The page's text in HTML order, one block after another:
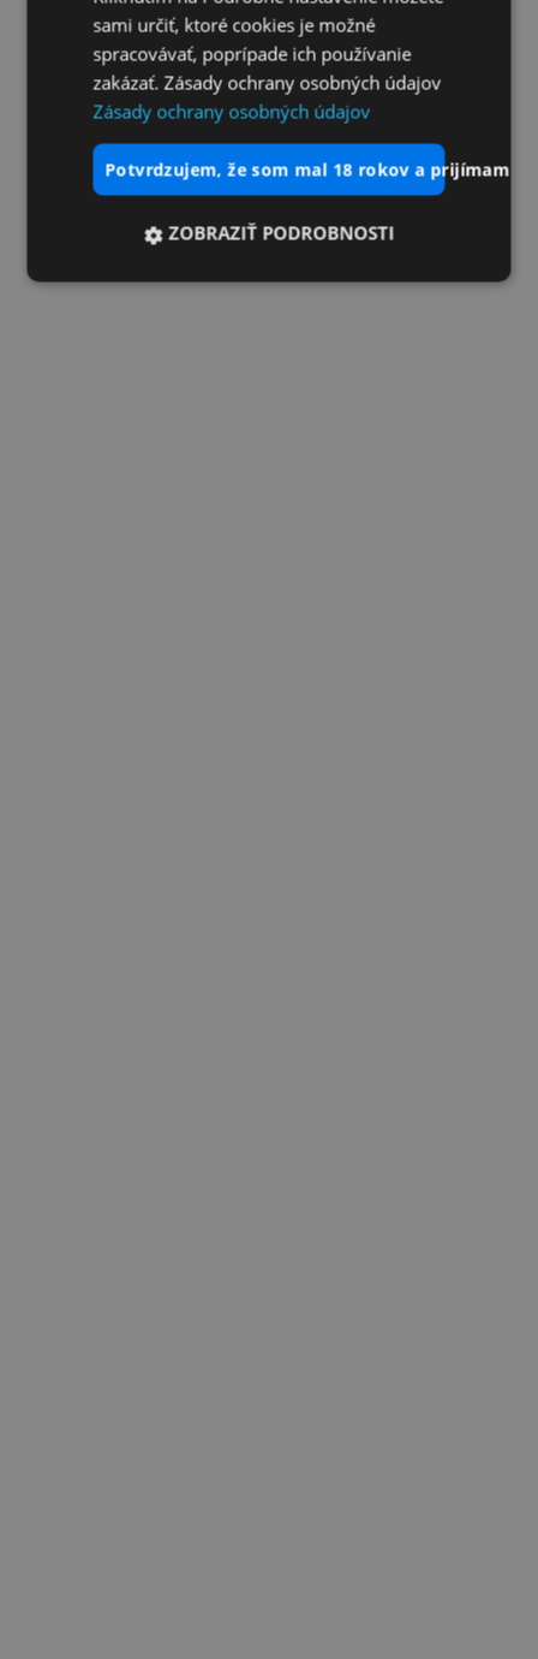
sami určiť, ktoré cookies je možné
spracovávať, poprípade ich používanie
zakázať. Zásady ochrany osobných údajov
Zásady ochrany osobných údajov
potvrdzujem, že som mal 18 rokov a prijímam
ZOBRAZIŤ PODROBNOSTI